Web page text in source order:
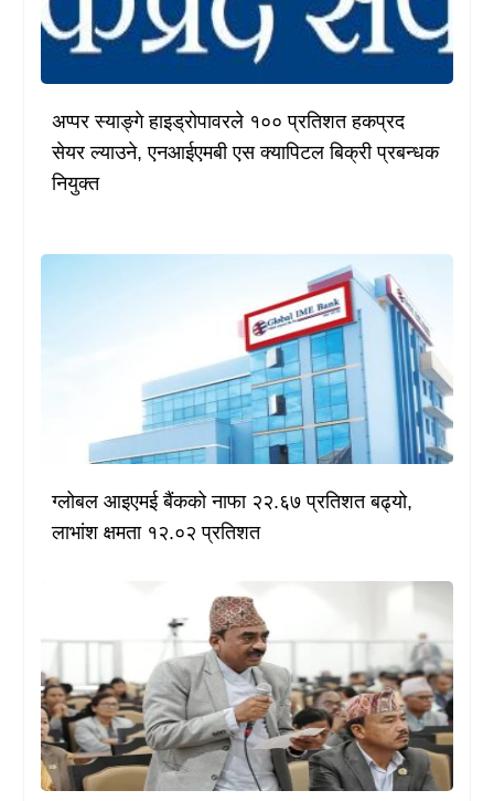
अप्पर स्याङ्गे हाइड्रोपावरले १०० प्रतिशत हकप्रद
सेयर ल्याउने, एनआईएमबी एस क्यापिटल बिक्री प्रबन्धक
नियुक्त
ग्लोबल आइएमई बैंकको नाफा २२.६७ प्रतिशत बढ्यो,
लाभांश क्षमता १२.०२ प्रतिशत